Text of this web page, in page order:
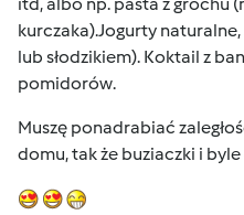
kurczaka).Jogurty
lub słodzikiem). Koktail z
pomidorów.
Muszę ponadrabiać
domu, tak że buziaczki i